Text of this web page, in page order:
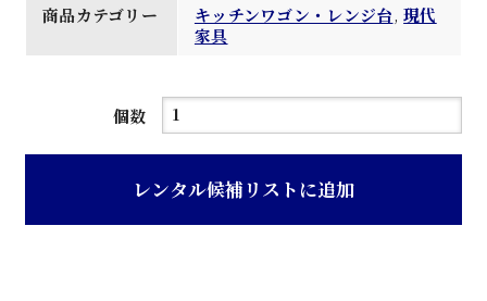
商品カテゴリー
キッチンワゴン・レンジ台,現代
家具
個数
ロ
天
レンタル候補リストに追加